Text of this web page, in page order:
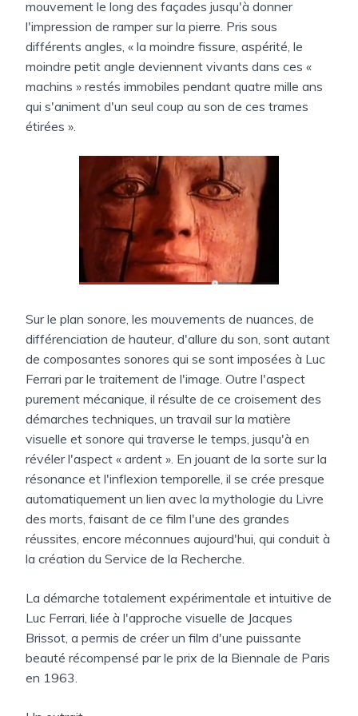
mouvement le long des façades jusqu'à donner
l'impression de ramper sur la pierre. Pris sous
différents angles, « la moindre fissure, aspérité, le
moindre petit angle deviennent vivants dans ces «
machins » restés immobiles pendant quatre mille ans
qui s'animent d'un seul coup au son de ces trames
étirées ».
Sur le plan sonore, les mouvements de nuances, de
différenciation de hauteur, d'allure du son, sont autant
de composantes sonores qui se sont imposées à Luc
Ferrari par le traitement de l'image. Outre l'aspect
purement mécanique, il résulte de ce croisement des
démarches techniques, un travail sur la matière
visuelle et sonore qui traverse le temps, jusqu'à en
révéler l'aspect « ardent ». En jouant de la sorte sur la
résonance et l'inflexion temporelle, il se crée presque
automatiquement un lien avec la mythologie du Livre
des morts, faisant de ce film l'une des grandes
réussites, encore méconnues aujourd'hui, qui conduit à
la création du Service de la Recherche.
La démarche totalement expérimentale et intuitive de
Luc Ferrari, liée à l'approche visuelle de Jacques
Brissot, a permis de créer un film d'une puissante
beauté récompensé par le prix de la Biennale de Paris
en 1963.